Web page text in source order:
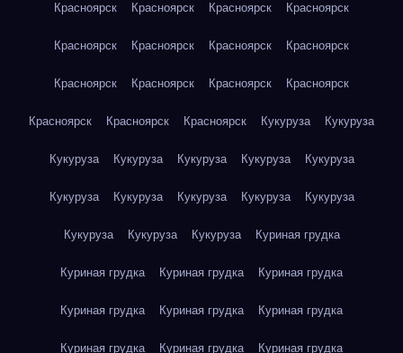
Красноярск Красноярск Красноярск Красноярск
Красноярск Красноярск Красноярск Красноярск
Красноярск Красноярск Красноярск Красноярск
Красноярск Красноярск Красноярск Кукуруза Кукуруза
Кукуруза Кукуруза Кукуруза Кукуруза Кукуруза
Кукуруза Кукуруза Кукуруза Кукуруза Кукуруза
Кукуруза Кукуруза Кукуруза Куриная грудка
Куриная грудка Куриная грудка Куриная грудка
Куриная грудка Куриная грудка Куриная грудка
Куриная грудка Куриная грудка Куриная грудка